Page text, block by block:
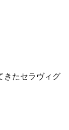
きたセラヴィグ